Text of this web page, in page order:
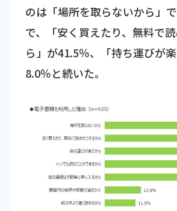
のは「場所を取らないから」
で、「安く買えたり、無料で
ら」が41.5％、「持ち運びが
8.0％と続いた。